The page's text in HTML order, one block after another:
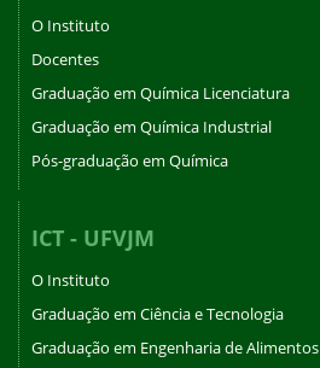
O Instituto
Docentes
Graduação em Química Licenciatura
Graduação em Química Industrial
Pós-graduação em Química
ICT - UFVJM
O Instituto
Graduação em Ciência e Tecnologia
Graduação em Engenharia de Alimentos